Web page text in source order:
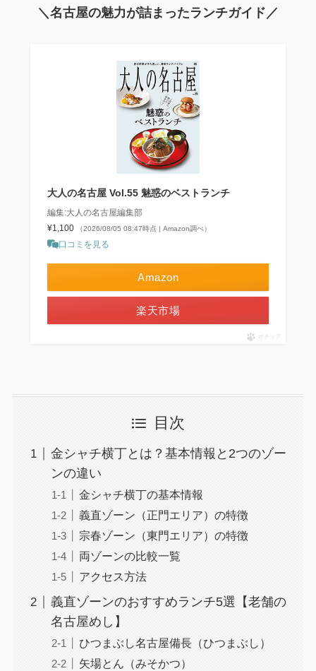
＼名古屋の魅力が詰まったランチガイド／
大人の名古屋 Vol.55 魅惑のベストランチ
編集:大人の名古屋編集部
¥1,100
（2026/08/05 08:47時点 | Amazon調べ）
口コミを見る
Amazon
楽天市場
ポチップ
目次
金シャチ横丁とは？基本情報と2つのゾー
ンの違い
金シャチ横丁の基本情報
義直ゾーン（正門エリア）の特徴
宗春ゾーン（東門エリア）の特徴
両ゾーンの比較一覧
アクセス方法
義直ゾーンのおすすめランチ5選【老舗の
名古屋めし】
ひつまぶし名古屋備長（ひつまぶし）
矢場とん（みそかつ）